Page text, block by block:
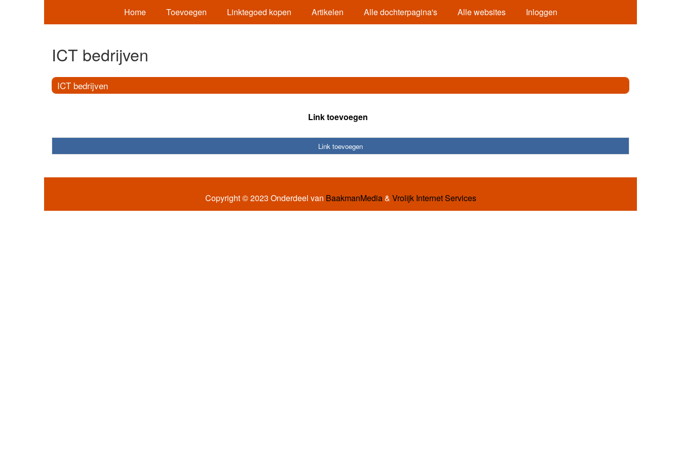
Home Toevoegen Linktegoed kopen Artikelen Alle dochterpagina's Alle websites Inloggen
ICT bedrijven
ICT bedrijven
Link toevoegen
Link toevoegen
Copyright © 2023 Onderdeel van BaakmanMedia& Vrolijk Internet Services